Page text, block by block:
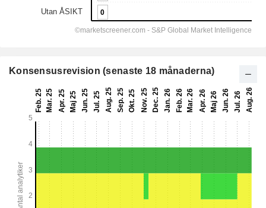
Konsensusrevision (senaste 18 månaderna)